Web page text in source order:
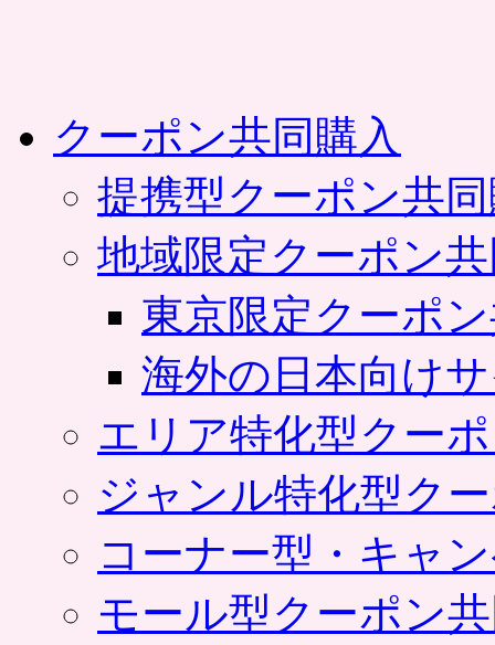
クーポン共同購入
提携型クーポン共
地域限定クーポン
東京限定クーポ
海外の日本向け
エリア特化型クー
ジャンル特化型ク
コーナー型・キャ
モール型クーポン